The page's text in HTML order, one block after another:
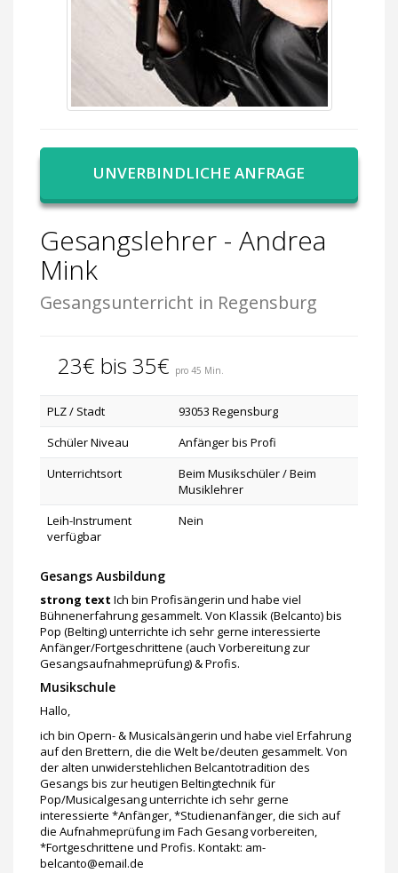
UNVERBINDLICHE ANFRAGE
Gesangslehrer - Andrea
Mink
Gesangsunterricht in Regensburg
23€ bis 35€ pro 45 Min.
PLZ / Stadt
93053 Regensburg
Schüler Niveau
Anfänger bis Profi
Unterrichtsort
Beim Musikschüler / Beim
Musiklehrer
Leih-Instrument
verfügbar
Nein
Gesangs Ausbildung
strong text Ich bin Profisängerin und habe viel
Bühnenerfahrung gesammelt. Von Klassik (Belcanto) bis
Pop (Belting) unterrichte ich sehr gerne interessierte
Anfänger/Fortgeschrittene (auch Vorbereitung zur
Gesangsaufnahmeprüfung) & Profis.
Musikschule
Hallo,
ich bin Opern- & Musicalsängerin und habe viel Erfahrung
auf den Brettern, die die Welt be/deuten gesammelt. Von
der alten unwiderstehlichen Belcantotradition des
Gesangs bis zur heutigen Beltingtechnik für
Pop/Musicalgesang unterrichte ich sehr gerne
interessierte *Anfänger, *Studienanfänger, die sich auf
die Aufnahmeprüfung im Fach Gesang vorbereiten,
*Fortgeschrittene und Profis. Kontakt: am-
belcanto@email.de